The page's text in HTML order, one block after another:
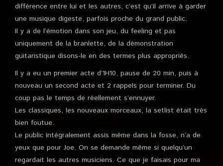
différence entre lui et les autres, c’est qu’il arrive à garder
une musique digeste, parfois proche du grand public.
Il y a de l’émotion dans son jeu, du feeling et pas
uniquement de la branlette, de la démonstration
guitaristique disons-le en des termes plus appropriés.
Il y a eu un premier acte d’1H10, pause de 20 min, puis à
nouveau un second acte et 2 rappels pour terminer. Du
coup pas le temps de réellement s’ennuyer.
Les classiques, les nouveaux morceaux, la setlist était très
bien foutue.
Le public intégralement assis même dans la fosse, n’a de
yeux que pour Joe. On se demande même si quelqu’un
regardait les autres musiciens. Ce que je faisais pour ma